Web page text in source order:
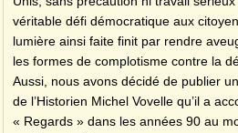
véritable défi démocratique aux
lumière ainsi faite finit par rendre
les formes de complotisme contre la
Aussi, nous avons décidé de publier
de l’Historien Michel Vovelle qu’il a
« Regards » dans les années 90 au